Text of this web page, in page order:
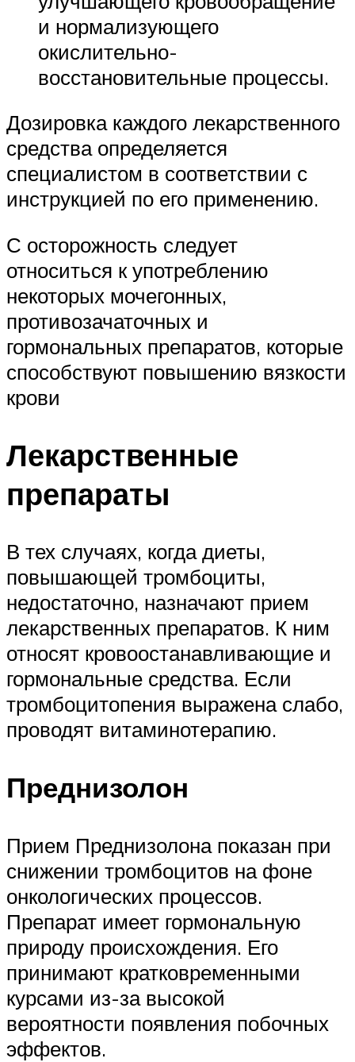
и нормализующего
окислительно-
восстановительные процессы.
Дозировка каждого лекарственного
средства определяется
специалистом в соответствии с
инструкцией по его применению.
С осторожность следует
относиться к употреблению
некоторых мочегонных,
противозачаточных и
гормональных препаратов, которые
способствуют повышению вязкости
крови
Лекарственные
препараты
В тех случаях, когда диеты,
повышающей тромбоциты,
недостаточно, назначают прием
лекарственных препаратов. К ним
относят кровоостанавливающие и
гормональные средства. Если
тромбоцитопения выражена слабо,
проводят витаминотерапию.
Преднизолон
Прием Преднизолона показан при
снижении тромбоцитов на фоне
онкологических процессов.
Препарат имеет гормональную
природу происхождения. Его
принимают кратковременными
курсами из-за высокой
вероятности появления побочных
эффектов.